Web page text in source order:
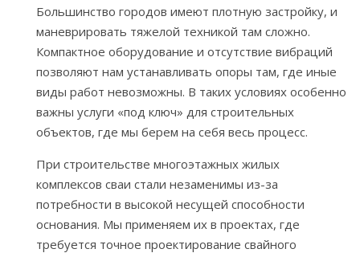
Большинство городов имеют плотную застройку, и
маневрировать тяжелой техникой там сложно.
Компактное оборудование и отсутствие вибраций
позволяют нам устанавливать опоры там, где иные
виды работ невозможны. В таких условиях особенно
важны услуги «под ключ» для строительных
объектов, где мы берем на себя весь процесс.
При строительстве многоэтажных жилых
комплексов сваи стали незаменимы из-за
потребности в высокой несущей способности
основания. Мы применяем их в проектах, где
требуется точное проектирование свайного